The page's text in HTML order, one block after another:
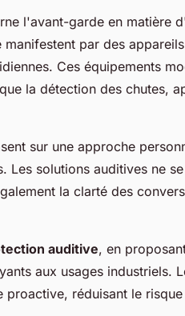
l'avant-garde en matière
manifestent par des
Ces équipements
la détection des chutes,
sur une approche
Les solutions auditives ne
la clarté des
auditive, en
aux usages industriels.
proactive, réduisant le